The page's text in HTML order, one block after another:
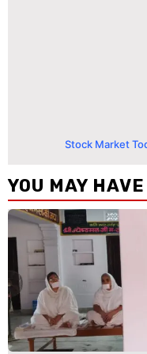
Stock Market
YOU MAY